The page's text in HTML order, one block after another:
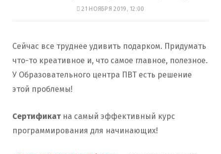
21 НОЯБРЯ 2019, 12:00
Сейчас все труднее удивить подарком. Придумать
что-то креативное и, что самое главное, полезное.
У Образовательного центра ПВТ есть решение
этой проблемы!
Сертификат на самый эффективный курс
программирования для начинающих!